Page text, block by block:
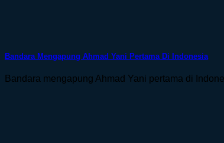
Bandara Mengapung Ahmad Yani Pertama Di Indonesia
Bandara mengapung Ahmad Yani pertama di